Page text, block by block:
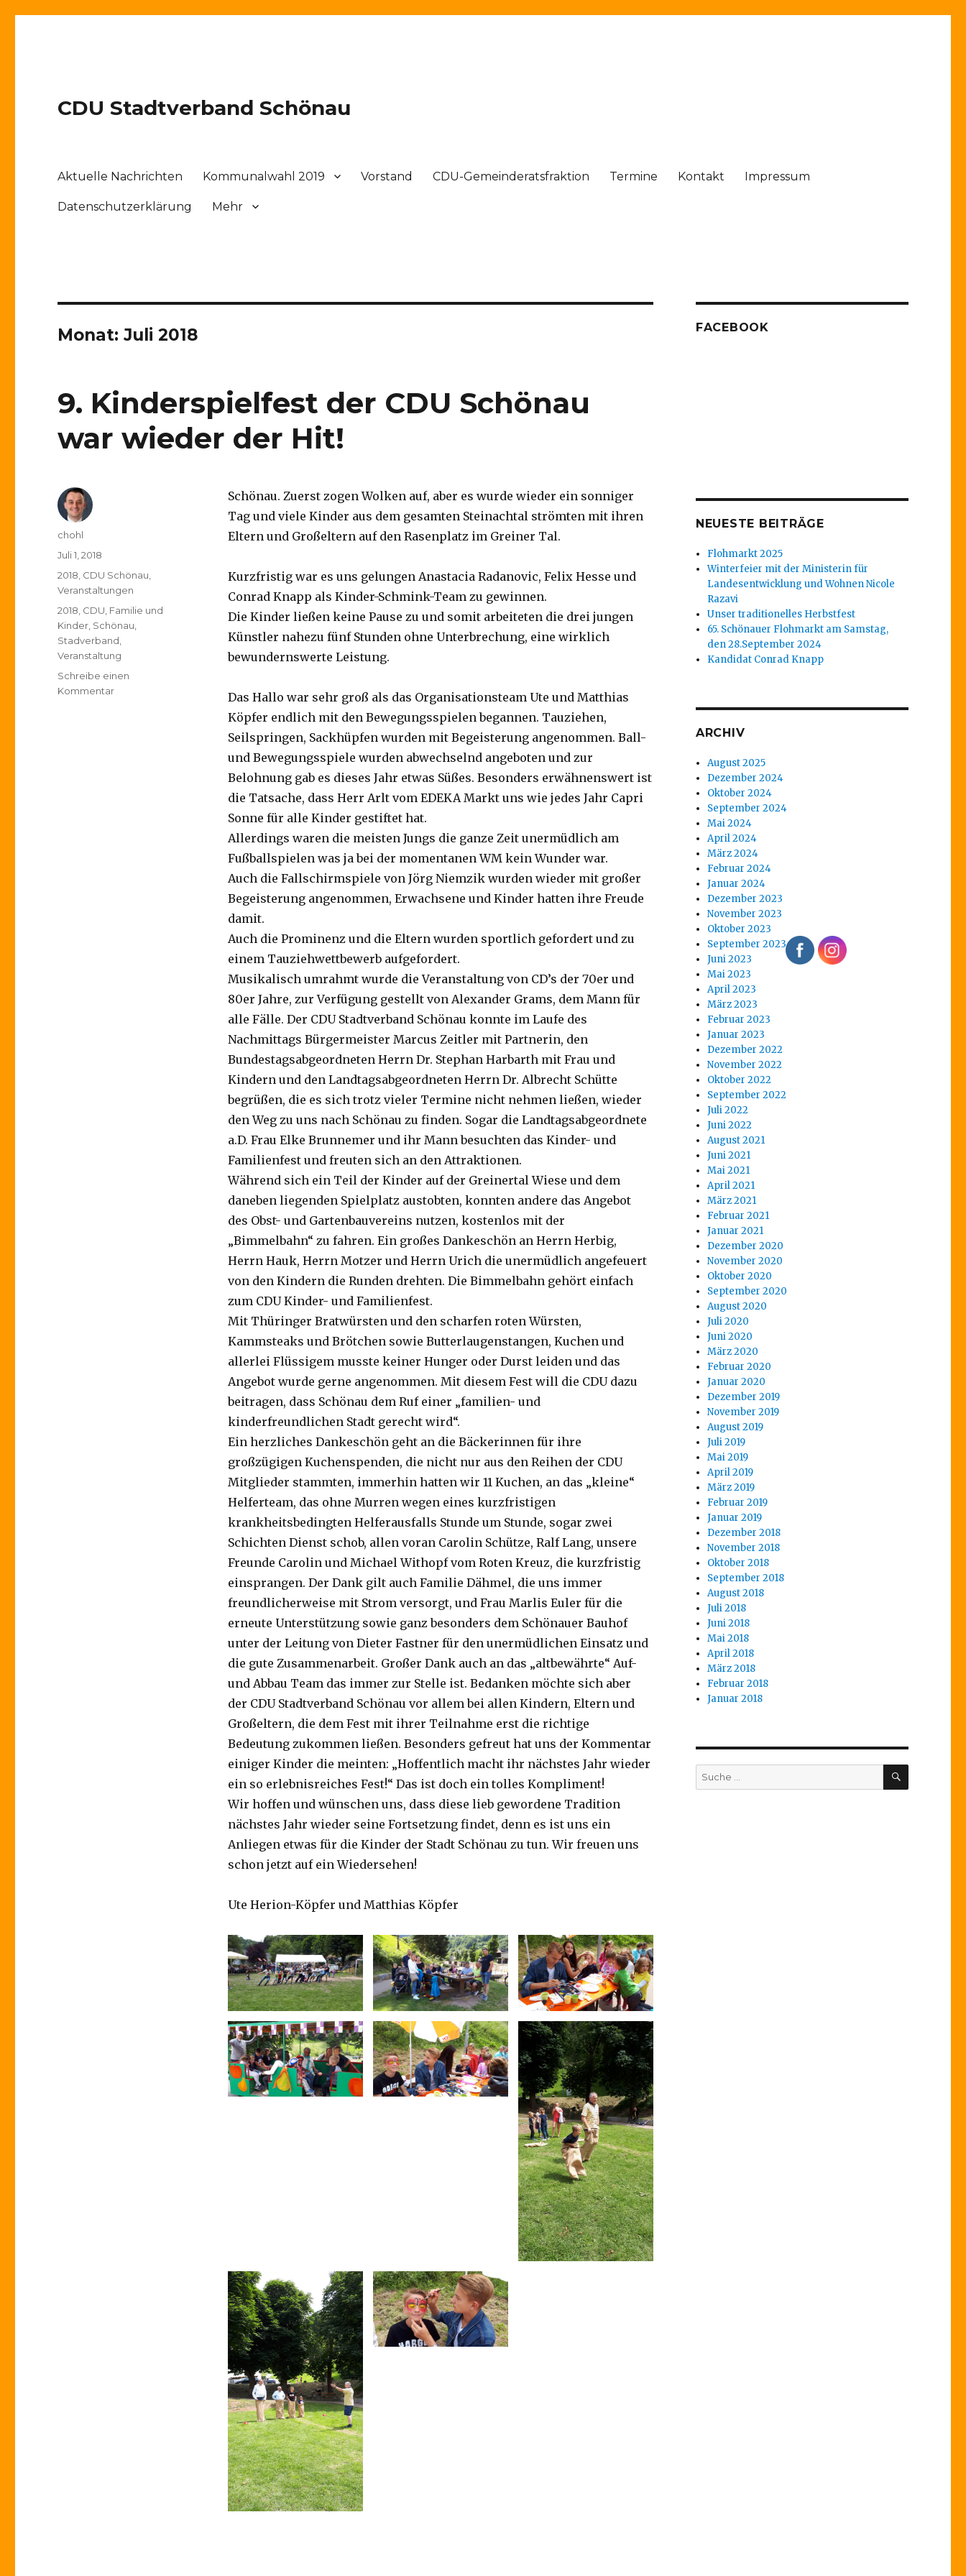
CDU Stadtverband Schönau
Aktuelle Nachrichten Kommunalwahl 2019 Vorstand CDU-Gemeinderatsfraktion Termine Kontakt Impressum
Datenschutzerklärung Mehr
Monat:Juli 2018
9. Kinderspielfest der CDU Schönau
war wieder der Hit!
Schönau. Zuerst zogen Wolken auf, aber es wurde wieder ein sonniger
Tag und viele Kinder aus dem gesamten Steinachtal strömten mit ihren
Eltern und Großeltern auf den Rasenplatz im Greiner Tal.
Kurzfristig war es uns gelungen Anastacia Radanovic, Felix Hesse und
Conrad Knapp als Kinder-Schmink-Team zu gewinnen.
Die Kinder ließen keine Pause zu und somit arbeiteten die drei jungen
Künstler nahezu fünf Stunden ohne Unterbrechung, eine wirklich
bewundernswerte Leistung.
Das Hallo war sehr groß als das Organisationsteam Ute und Matthias
Köpfer endlich mit den Bewegungsspielen begannen. Tauziehen,
Seilspringen, Sackhüpfen wurden mit Begeisterung angenommen. Ball-
und Bewegungsspiele wurden abwechselnd angeboten und zur
Belohnung gab es dieses Jahr etwas Süßes. Besonders erwähnenswert ist
die Tatsache, dass Herr Arlt vom EDEKA Markt uns wie jedes Jahr Capri
Sonne für alle Kinder gestiftet hat.
Allerdings waren die meisten Jungs die ganze Zeit unermüdlich am
Fußballspielen was ja bei der momentanen WM kein Wunder war.
Auch die Fallschirmspiele von Jörg Niemzik wurden wieder mit großer
Begeisterung angenommen, Erwachsene und Kinder hatten ihre Freude
damit.
Auch die Prominenz und die Eltern wurden sportlich gefordert und zu
einem Tauziehwettbewerb aufgefordert.
Musikalisch umrahmt wurde die Veranstaltung von CD’s der 70er und
80er Jahre, zur Verfügung gestellt von Alexander Grams, dem Mann für
alle Fälle. Der CDU Stadtverband Schönau konnte im Laufe des
Nachmittags Bürgermeister Marcus Zeitler mit Partnerin, den
Bundestagsabgeordneten Herrn Dr. Stephan Harbarth mit Frau und
Kindern und den Landtagsabgeordneten Herrn Dr. Albrecht Schütte
begrüßen, die es sich trotz vieler Termine nicht nehmen ließen, wieder
den Weg zu uns nach Schönau zu finden. Sogar die Landtagsabgeordnete
a.D. Frau Elke Brunnemer und ihr Mann besuchten das Kinder- und
Familienfest und freuten sich an den Attraktionen.
Während sich ein Teil der Kinder auf der Greinertal Wiese und dem
daneben liegenden Spielplatz austobten, konnten andere das Angebot
des Obst- und Gartenbauvereins nutzen, kostenlos mit der
„Bimmelbahn“ zu fahren. Ein großes Dankeschön an Herrn Herbig,
Herrn Hauk, Herrn Motzer und Herrn Urich die unermüdlich angefeuert
von den Kindern die Runden drehten. Die Bimmelbahn gehört einfach
zum CDU Kinder- und Familienfest.
Mit Thüringer Bratwürsten und den scharfen roten Würsten,
Kammsteaks und Brötchen sowie Butterlaugenstangen, Kuchen und
allerlei Flüssigem musste keiner Hunger oder Durst leiden und das
Angebot wurde gerne angenommen. Mit diesem Fest will die CDU dazu
beitragen, dass Schönau dem Ruf einer „familien- und
kinderfreundlichen Stadt gerecht wird“.
Ein herzliches Dankeschön geht an die Bäckerinnen für ihre
großzügigen Kuchenspenden, die nicht nur aus den Reihen der CDU
Mitglieder stammten, immerhin hatten wir 11 Kuchen, an das „kleine“
Helferteam, das ohne Murren wegen eines kurzfristigen
krankheitsbedingten Helferausfalls Stunde um Stunde, sogar zwei
Schichten Dienst schob, allen voran Carolin Schütze, Ralf Lang, unsere
Freunde Carolin und Michael Withopf vom Roten Kreuz, die kurzfristig
einsprangen. Der Dank gilt auch Familie Dähmel, die uns immer
freundlicherweise mit Strom versorgt, und Frau Marlis Euler für die
erneute Unterstützung sowie ganz besonders dem Schönauer Bauhof
unter der Leitung von Dieter Fastner für den unermüdlichen Einsatz und
die gute Zusammenarbeit. Großer Dank auch an das „altbewährte“ Auf-
und Abbau Team das immer zur Stelle ist. Bedanken möchte sich aber
der CDU Stadtverband Schönau vor allem bei allen Kindern, Eltern und
Großeltern, die dem Fest mit ihrer Teilnahme erst die richtige
Bedeutung zukommen ließen. Besonders gefreut hat uns der Kommentar
einiger Kinder die meinten: „Hoffentlich macht ihr nächstes Jahr wieder
ein so erlebnisreiches Fest!“ Das ist doch ein tolles Kompliment!
Wir hoffen und wünschen uns, dass diese lieb gewordene Tradition
nächstes Jahr wieder seine Fortsetzung findet, denn es ist uns ein
Anliegen etwas für die Kinder der Stadt Schönau zu tun. Wir freuen uns
schon jetzt auf ein Wiedersehen!
Ute Herion-Köpfer und Matthias Köpfer
Autor
chohl
Veröffentlicht
Juli 1, 2018
Kategorien
2018 CDU Schönau
Veranstaltungen
Schlagwörter
2018 CDU Familie und
Kinder Schönau
Stadverband
Veranstaltung
Schreibe einen
Kommentarzu
FACEBOOK
NEUESTE BEITRÄGE
Flohmarkt 2025
Winterfeier mit der Ministerin für
Landesentwicklung und Wohnen Nicole
Razavi
Unser traditionelles Herbstfest
65. Schönauer Flohmarkt am Samstag,
den 28.September 2024
Kandidat Conrad Knapp
ARCHIV
August 2025
Dezember 2024
Oktober 2024
September 2024
Mai 2024
April 2024
März 2024
Februar 2024
Januar 2024
Dezember 2023
November 2023
Oktober 2023
September 2023
Juni 2023
Mai 2023
April 2023
März 2023
Februar 2023
Januar 2023
Dezember 2022
November 2022
Oktober 2022
September 2022
Juli 2022
Juni 2022
August 2021
Juni 2021
Mai 2021
April 2021
März 2021
Februar 2021
Januar 2021
Dezember 2020
November 2020
Oktober 2020
September 2020
August 2020
Juli 2020
Juni 2020
März 2020
Februar 2020
Januar 2020
Dezember 2019
November 2019
August 2019
Juli 2019
Mai 2019
April 2019
März 2019
Februar 2019
Januar 2019
Dezember 2018
November 2018
Oktober 2018
September 2018
August 2018
Juli 2018
Juni 2018
Mai 2018
April 2018
März 2018
Februar 2018
Januar 2018
Suche
nach:
SUCHEN